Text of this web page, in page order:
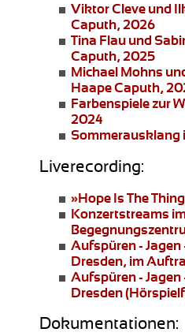
Viktor Cleve und
Caputh, 2026
Tina Flau und
Caputh, 2025
Michael Mohns
Haape Caputh,
Farbenspiele zur
2024
Sommerausklang
Liverecording:
»Hope Is The
Konzertstreams
Aufspüren - Jagen
Dresden, im
Aufspüren - Jagen
Dresden
Dokumentationen: